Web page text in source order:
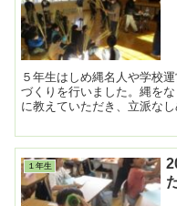
５年生はしめ縄名人や学校
づくりを行いました。縄を
１年生